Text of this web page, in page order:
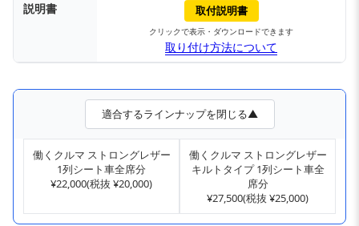
説明書
取付説明書
クリックで表示・ダウンロードできます
取り付け方法について
適合するラインナップを閉じる▲
働くクルマ ストロングレザー
1列シート車全席分
¥22,000(税抜 ¥20,000)
働くクルマ ストロングレザー
キルトタイプ 1列シート車全
席分
¥27,500(税抜 ¥25,000)